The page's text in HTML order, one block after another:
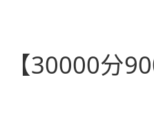
【30000分